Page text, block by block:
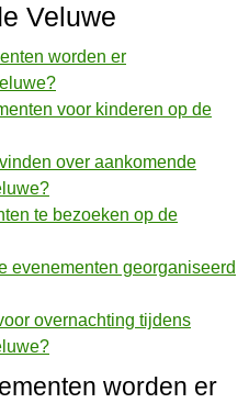
Veluwe
worden er
voor kinderen op de
over aankomende
te bezoeken op de
evenementen georganiseerd
overnachting tijdens
worden er